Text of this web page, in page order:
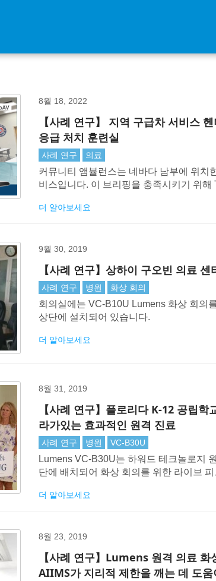
8월 18, 2022
【사례 연구】 지역 구급차 서비스
응급 처치 훈련실
사례 연구 의료
커뮤니티 앰뷸런스는 네바다 남부에 위치
비스입니다. 이 브리핑을 충족시키기 위해
MXA710 마이크 어레이 및 Lumens PTZ
더 알아보세요
9월 30, 2019
【사례 연구】상하이 구오빈 의료 센
사례 연구 병원 화상 회의
회의실에는 VC-B10U Lumens 화상 회의
상단에 설치되어 있습니다.
더 알아보세요
8월 31, 2019
【사례 연구】플로리다 K-12 공립
라가있는 효과적인 원격 진료
사례 연구 병원 VC-B30U
Lumens VC-B30U는 하워드 테크놀로지
단에 배치되어 화상 회의를 위한 라이브
더 알아보세요
8월 23, 2019
【사례 연구】Lumens 원격 의료 화
AIIMS가 지리적 제한을 깨는 데 도움